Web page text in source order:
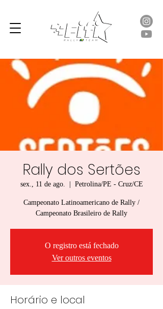
Rally dos Sertões
sex., 11 de ago. Petrolina/PE - Cruz/CE
Campeonato Latinoamericano de Rally /
Campeonato Brasileiro de Rally
O registro está fechado
Ver outros eventos
Horário e local